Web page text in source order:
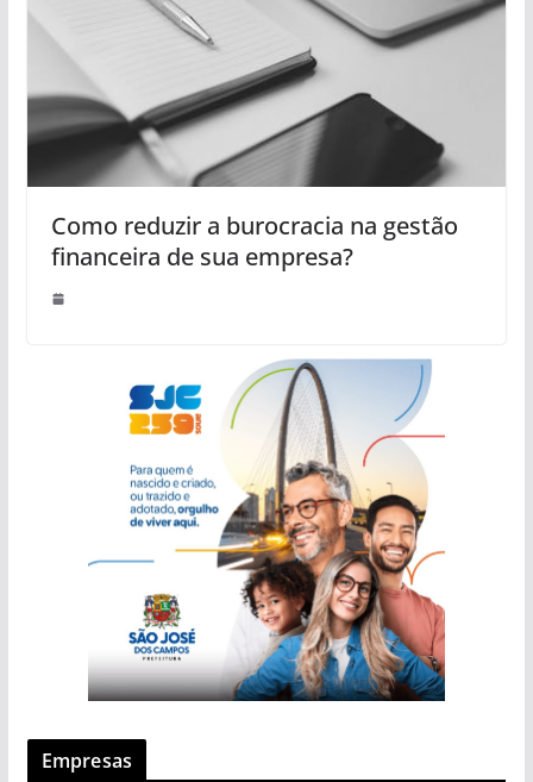
Como reduzir a burocracia na gestão
financeira de sua empresa?
Empresas